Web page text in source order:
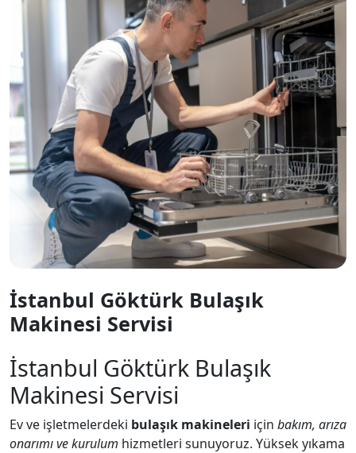
İstanbul Göktürk Bulaşık
Makinesi Servisi
İstanbul Göktürk Bulaşık
Makinesi Servisi
Ev ve işletmelerdeki bulaşık makineleri için bakım, arıza
onarımı ve kurulum hizmetleri sunuyoruz. Yüksek yıkama